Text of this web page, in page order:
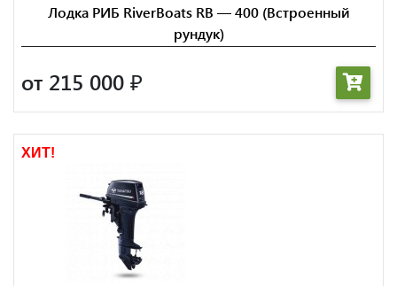
Лодка РИБ RiverBoats RB — 400 (Встроенный
рундук)
от 215 000 ₽
ХИТ!